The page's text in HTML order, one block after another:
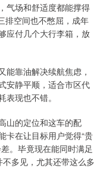
气场和舒适度都能撑得
排空间也不憋屈，成年
应付几个大行李箱，放
能靠油解决续航焦虑，
安静平顺，适合市区代
现也不错。
山的定位和这车的配
卡在让目标用户觉得“贵
。毕竟现在能同时满足
多见，尤其还带这么多